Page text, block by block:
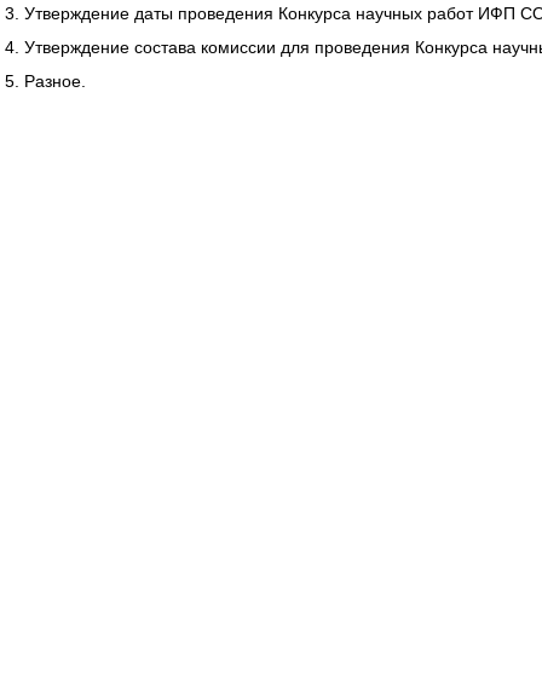
Утверждение даты проведения Конкурса научных работ ИФП
Утверждение состава комиссии для проведения Конкурса
Разное.